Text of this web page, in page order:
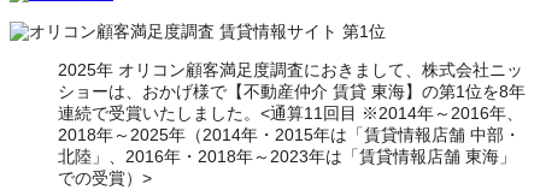
2025年 オリコン顧客満足度調査におきまして、株式会社ニッ
ショーは、おかげ様で【不動産仲介 賃貸 東海】の第1位を8年
連続で受賞いたしました。<通算11回目 ※2014年～2016年、
2018年～2025年（2014年・2015年は「賃貸情報店舗 中部・
北陸」、2016年・2018年～2023年は「賃貸情報店舗 東海」
での受賞）>